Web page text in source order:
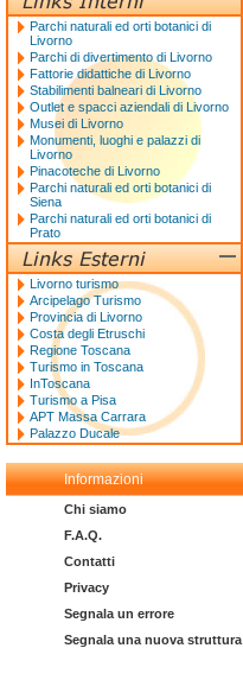
Parchi naturali ed orti botanici di
Livorno
Parchi di divertimento di Livorno
Fattorie didattiche di Livorno
Stabilimenti balneari di Livorno
Outlet e spacci aziendali di Livorno
Musei di Livorno
Monumenti, luoghi e palazzi di
Livorno
Pinacoteche di Livorno
Parchi naturali ed orti botanici di
Siena
Parchi naturali ed orti botanici di
Prato
Livorno turismo
Arcipelago Turismo
Provincia di Livorno
Costa degli Etruschi
Regione Toscana
Turismo in Toscana
InToscana
Turismo a Pisa
APT Massa Carrara
Palazzo Ducale
Informazioni
Chi siamo
F.A.Q.
Contatti
Privacy
Segnala un errore
Segnala una nuova struttura